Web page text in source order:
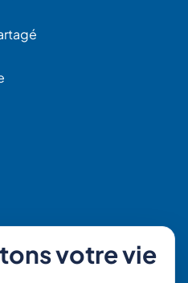
votre vie